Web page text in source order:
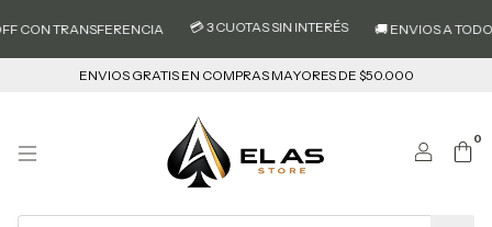
CON TRANSFERENCIA 💳 3 CUOTAS SIN INTERÉS 🚚 ENVIOS A TODO
ENVIOS GRATIS EN COMPRAS MAYORES DE $50.000
0